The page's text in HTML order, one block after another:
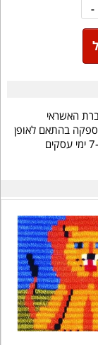
-
אספקה בהתאם לאופן
המשלוח שנבחר (2-3 ימי עסקים בדואר שליחים, 7-10 ימי עסקים